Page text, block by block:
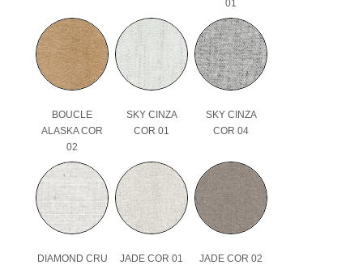
01
BOUCLE
ALASKA COR
02
SKY CINZA
COR 01
SKY CINZA
COR 04
DIAMOND CRU
JADE COR 01 JADE COR 02